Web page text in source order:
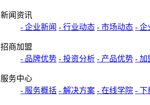
新闻资讯
- 企业新闻 - 行业动态 - 市场动态 - 企
招商加盟
- 品牌优势 - 投资分析 - 产品优势 - 加
服务中心
- 服务概括 - 解决方案 - 在线学院 - 下